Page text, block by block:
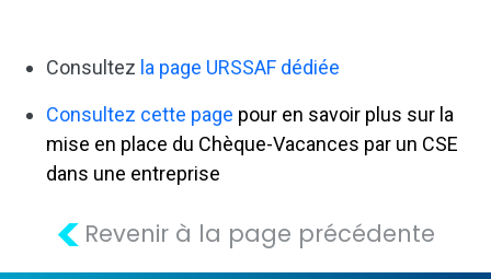
Consultez la page URSSAF dédiée
Consultez cette page pour en savoir plus sur la
mise en place du Chèque-Vacances par un CSE
dans une entreprise
< Revenir à la page précédente